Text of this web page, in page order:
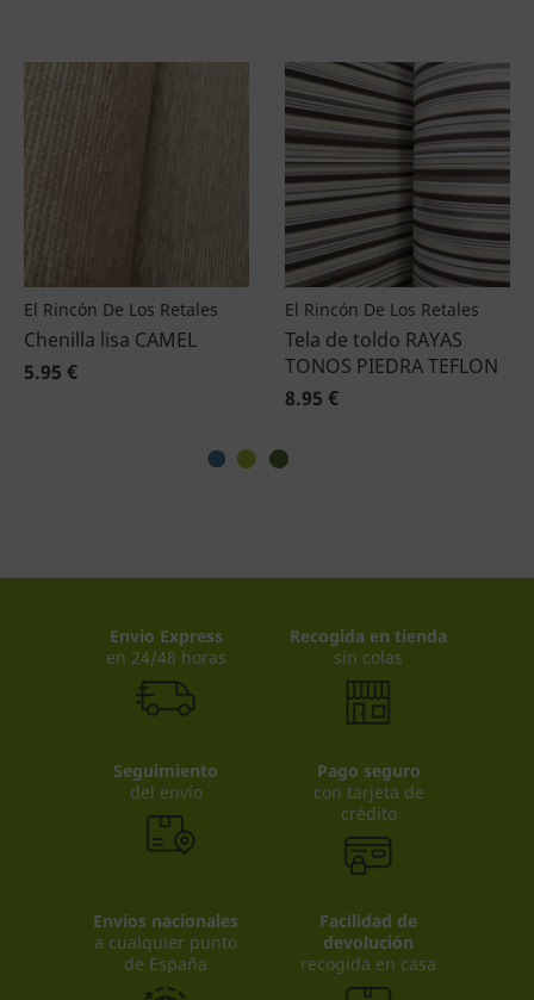
El Rincón De Los Retales
Chenilla lisa CAMEL
5.95 €
El Rincón De Los Retales
Tela de toldo RAYAS
TONOS PIEDRA TEFLON
8.95 €
Envio Express
en 24/48 horas
Recogida en tienda
sin colas
Seguimiento
del envío
Pago seguro
con tarjeta de
crédito
Envíos nacionales
a cualquier punto
de España
Facilidad de
devolución
recogida en casa